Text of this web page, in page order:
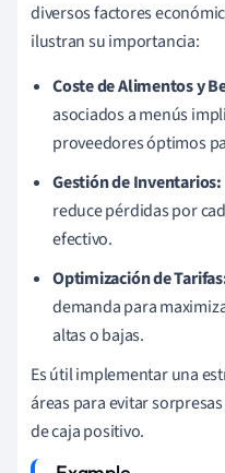
diversos factores
ilustran su importancia:
Coste de Alimentos y
asociados a menús
proveedores óptimos
Gestión de Inventarios:
reduce pérdidas por
efectivo.
Optimización de
demanda para
altas o bajas.
Es útil implementar una
áreas para evitar
de caja positivo.